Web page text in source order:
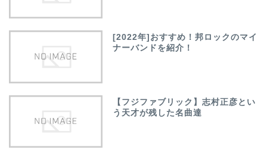
[2022年]おすすめ！邦ロックのマイ
ナーバンドを紹介！
【フジファブリック】志村正彦とい
う天才が残した名曲達